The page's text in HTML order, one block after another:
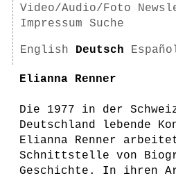
Video/Audio/Foto
Impressum
Suche
English Deutsch
Elianna Renner
Die 1977 in der
Deutschland lebende
Elianna Renner
Schnittstelle von
Geschichte. In ihren